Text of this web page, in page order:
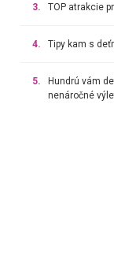
3. TOP atrakcie
4. Tipy kam s
5.
Hundrú vám
nenáročné